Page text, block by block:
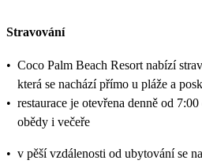
Stravování
• Coco Palm Beach Resort nabízí
která se nachází přímo u pláže a
• restaurace je otevřena denně od
obědy i večeře
• v pěší vzdálenosti od ubytování se